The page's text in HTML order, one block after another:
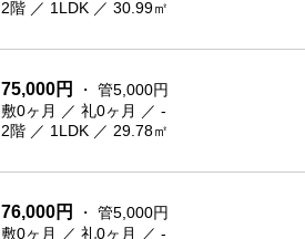
2階 ／ 1LDK ／ 30.99㎡
75,000円
・ 管5,000円
敷0ヶ月 ／ 礼0ヶ月 ／ -
2階 ／ 1LDK ／ 29.78㎡
76,000円
・ 管5,000円
敷0ヶ月 ／ 礼0ヶ月 ／ -